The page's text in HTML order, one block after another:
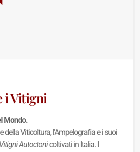
i Vitigni
Mondo.
della Viticoltura, l'Ampelografia e i suoi
Autoctonicoltivati in Italia. I